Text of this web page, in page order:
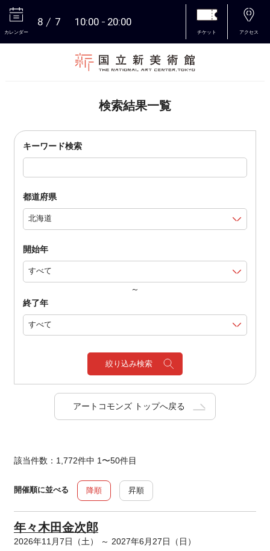
カレンダー
8 7 10:00 20:00
チケット アクセス
検索結果一覧
キーワード検索
都道府県
開始年
～
終了年
絞り込み検索
アートコモンズ トップへ戻る
該当件数：1,772件中 1〜50件目
開催順に並べる 降順 昇順
年々木田金次郎
2026年11月7日（土） ～ 2027年6月27日（日）